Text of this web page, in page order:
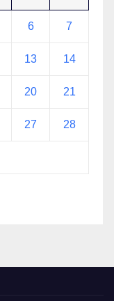
6 7
13 14
20 21
27 28